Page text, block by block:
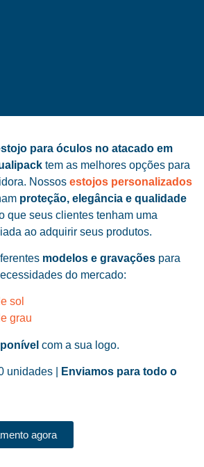
para óculos no atacado em
tem as melhores opções para
Nossos estojos personalizados
proteção, elegância e qualidade
que seus clientes tenham uma
ao adquirir seus produtos.
modelos e gravações para
do mercado:
sol
grau
com a sua logo.
unidades |
Enviamos para todo o
agora